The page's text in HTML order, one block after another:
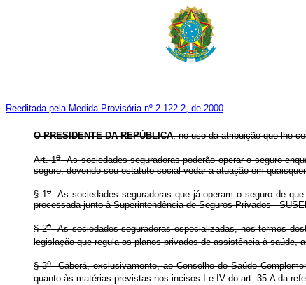
Reeditada pela Medida Provisória nº 2.122-2, de 2000
O PRESIDENTE DA REPÚBLICA, no uso da atribuição que lhe
Art. 1oAs sociedades seguradoras poderão operar o seguro
seguro, devendo seu estatuto social vedar a atuação em
§ 1oAs sociedades seguradoras que já operam o seguro de
processada junto à Superintendência de Seguros Privados -
§ 2oAs sociedades seguradoras especializadas, nos termos
legislação que regula os planos privados de assistência à saúde,
§ 3oCaberá, exclusivamente, ao Conselho de Saúde
quanto às matérias previstas nos incisos I e IV do art. 35-A da